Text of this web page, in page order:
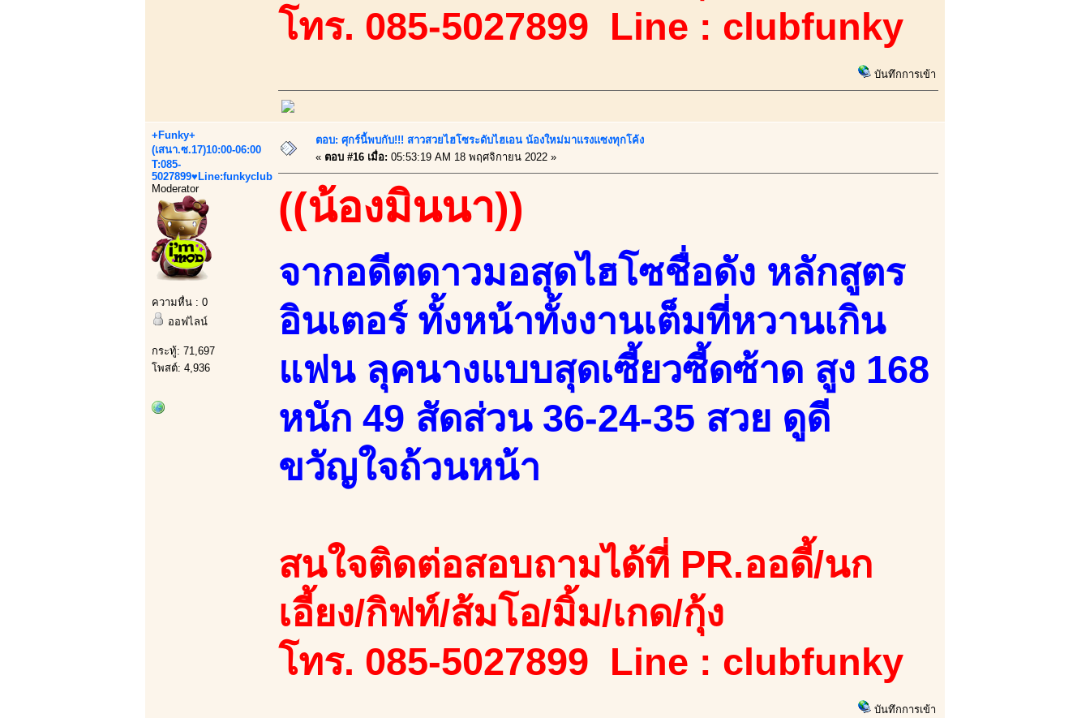
โทร. 085-5027899 Line : clubfunky
บันทึกการเข้า
+Funky+
(เสนา.ซ.17)10:00-06:00
T:085-
5027899♥Line:funkyclub
Moderator
ความหื่น : 0
ออฟไลน์
กระทู้: 71,697
โพสต์: 4,936
ตอบ: ศุกร์นี้พบกับ!!! สาวสวยไฮโซระดับไฮเอน น้องใหม่มาแรงแซงทุกโค้ง
« ตอบ #16 เมื่อ: 05:53:19 AM 18 พฤศจิกายน 2022 »
((น้องมินนา))
จากอดีตดาวมอสุดไฮโซชื่อดัง หลักสูตร
อินเตอร์ ทั้งหน้าทั้งงานเต็มที่หวานเกิน
แฟน ลุคนางแบบสุดเซี้ยวซี้ดซ้าด สูง 168
หนัก 49 สัดส่วน 36-24-35 สวย ดูดี
ขวัญใจถ้วนหน้า
สนใจติดต่อสอบถามได้ที่ PR.ออดี้/นก
เอี้ยง/กิฟท์/ส้มโอ/มิ้ม/เกด/กุ้ง
โทร. 085-5027899 Line : clubfunky
บันทึกการเข้า